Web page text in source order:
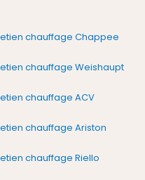
chauffage Chappee
chauffage Weishaupt
chauffage ACV
chauffage Ariston
chauffage Riello